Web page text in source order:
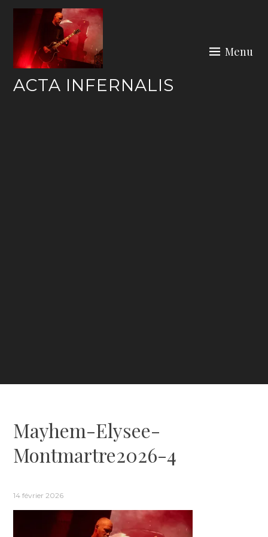
Skip
content
ACTA INFERNALIS
Menu
Mayhem-Elysee-
Montmartre2026-4
14 février 2026